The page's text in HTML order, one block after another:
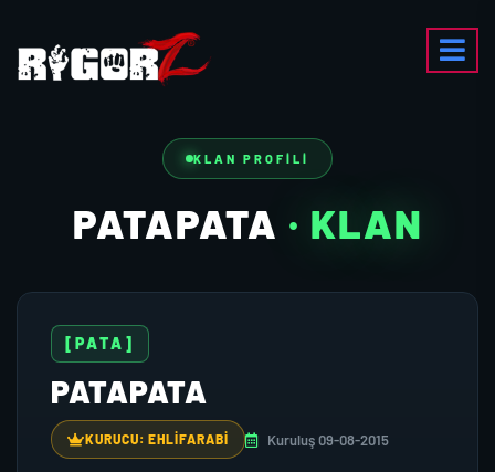
KLAN PROFILI
PATAPATA · KLAN
[PATA]
PATAPATA
KURUCU: EHLIFARABI Kuruluş 09-08-2015